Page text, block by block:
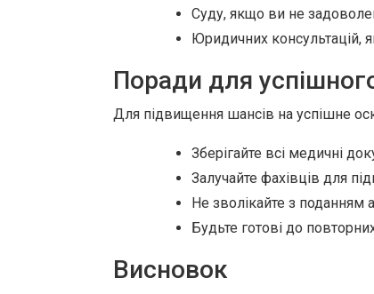
Суду, якщо ви не
Юридичних консультацій,
Поради для
Для підвищення шансів на успішне
Зберігайте всі медичні
Залучайте фахівців для
Не зволікайте з поданням
Будьте готові до
Висновок